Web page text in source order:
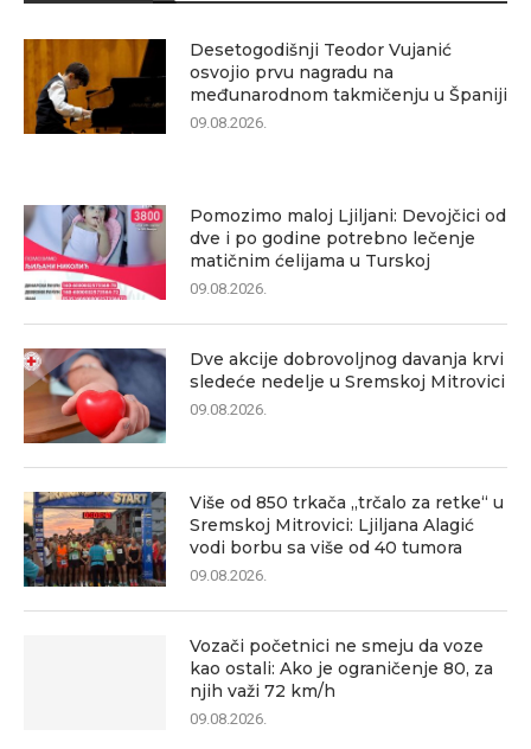
Desetogodišnji Teodor Vujanić
osvojio prvu nagradu na
međunarodnom takmičenju u Španiji
09.08.2026.
Pomozimo maloj Ljiljani: Devojčici od
dve i po godine potrebno lečenje
matičnim ćelijama u Turskoj
09.08.2026.
Dve akcije dobrovoljnog davanja krvi
sledeće nedelje u Sremskoj Mitrovici
09.08.2026.
Više od 850 trkača „trčalo za retke“ u
Sremskoj Mitrovici: Ljiljana Alagić
vodi borbu sa više od 40 tumora
09.08.2026.
Vozači početnici ne smeju da voze
kao ostali: Ako je ograničenje 80, za
njih važi 72 km/h
09.08.2026.